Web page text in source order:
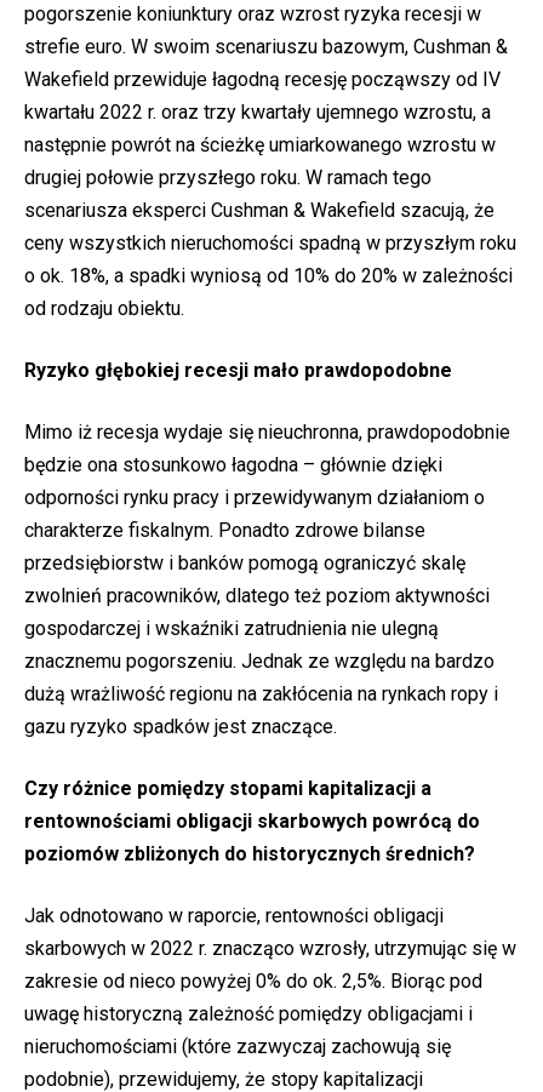
pogorszenie koniunktury oraz wzrost ryzyka recesji w
strefie euro. W swoim scenariuszu bazowym, Cushman &
Wakefield przewiduje łagodną recesję począwszy od IV
kwartału 2022 r. oraz trzy kwartały ujemnego wzrostu, a
następnie powrót na ścieżkę umiarkowanego wzrostu w
drugiej połowie przyszłego roku. W ramach tego
scenariusza eksperci Cushman & Wakefield szacują, że
ceny wszystkich nieruchomości spadną w przyszłym roku
o ok. 18%, a spadki wyniosą od 10% do 20% w zależności
od rodzaju obiektu.
Ryzyko głębokiej recesji mało prawdopodobne
Mimo iż recesja wydaje się nieuchronna, prawdopodobnie
będzie ona stosunkowo łagodna – głównie dzięki
odporności rynku pracy i przewidywanym działaniom o
charakterze fiskalnym. Ponadto zdrowe bilanse
przedsiębiorstw i banków pomogą ograniczyć skalę
zwolnień pracowników, dlatego też poziom aktywności
gospodarczej i wskaźniki zatrudnienia nie ulegną
znacznemu pogorszeniu. Jednak ze względu na bardzo
dużą wrażliwość regionu na zakłócenia na rynkach ropy i
gazu ryzyko spadków jest znaczące.
Czy różnice pomiędzy stopami kapitalizacji a
rentownościami obligacji skarbowych powrócą do
poziomów zbliżonych do historycznych średnich?
Jak odnotowano w raporcie, rentowności obligacji
skarbowych w 2022 r. znacząco wzrosły, utrzymując się w
zakresie od nieco powyżej 0% do ok. 2,5%. Biorąc pod
uwagę historyczną zależność pomiędzy obligacjami i
nieruchomościami (które zazwyczaj zachowują się
podobnie), przewidujemy, że stopy kapitalizacji